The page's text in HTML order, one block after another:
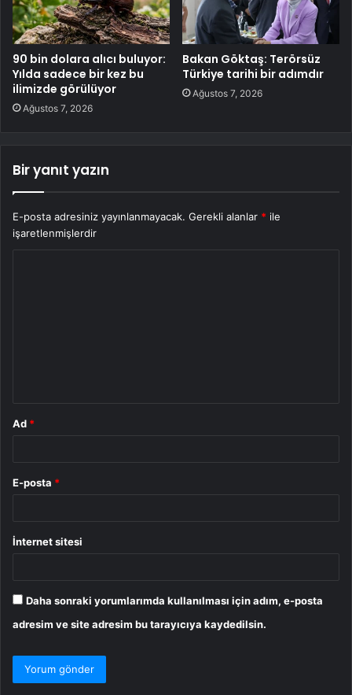
90 bin dolara alıcı buluyor:
Yılda sadece bir kez bu
ilimizde görülüyor
Ağustos 7, 2026
Bakan Göktaş: Terörsüz
Türkiye tarihi bir adımdır
Ağustos 7, 2026
Bir yanıt yazın
E-posta adresiniz yayınlanmayacak. Gerekli alanlar * ile
işaretlenmişlerdir
Ad *
E-posta *
İnternet sitesi
Daha sonraki yorumlarımda kullanılması için adım, e-posta
adresim ve site adresim bu tarayıcıya kaydedilsin.